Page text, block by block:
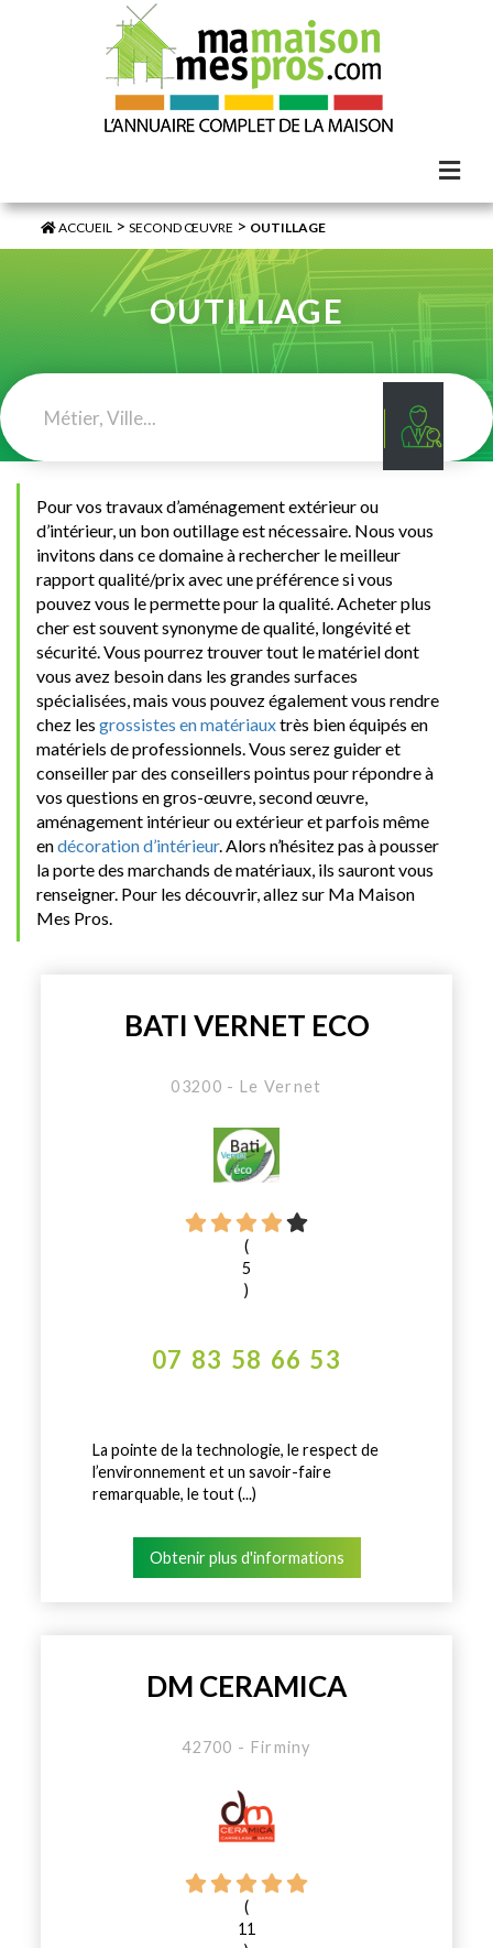
ACCUEIL >SECOND ŒUVRE > OUTILLAGE
OUTILLAGE
Pour vos travaux d’aménagement extérieur ou
d’intérieur, un bon outillage est nécessaire. Nous vous
invitons dans ce domaine à rechercher le meilleur
rapport qualité/prix avec une préférence si vous
pouvez vous le permette pour la qualité. Acheter plus
cher est souvent synonyme de qualité, longévité et
sécurité. Vous pourrez trouver tout le matériel dont
vous avez besoin dans les grandes surfaces
spécialisées, mais vous pouvez également vous rendre
chez les grossistes en matériauxtrès bien équipés en
matériels de professionnels. Vous serez guider et
conseiller par des conseillers pointus pour répondre à
vos questions en gros-œuvre, second œuvre,
aménagement intérieur ou extérieur et parfois même
endécoration d’intérieur. Alors n’hésitez pas à pousser
la porte des marchands de matériaux, ils sauront vous
renseigner. Pour les découvrir, allez sur Ma Maison
Mes Pros.
BATI VERNET ECO
03200 - Le Vernet
(
5
)
07 83 58 66 53
La pointe de la technologie, le respect de
l’environnement et un savoir-faire
remarquable, le tout (...)
Obtenir plus d'informations
DM CERAMICA
42700 - Firminy
(
11